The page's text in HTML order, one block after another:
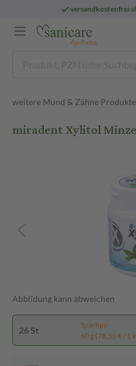
versandkostenfrei
weitere Mund & Zähne Produkte
miradent Xylitol
Abbildung kann abweichen
26 St
Spartipp
60 g (78,50 € / 1